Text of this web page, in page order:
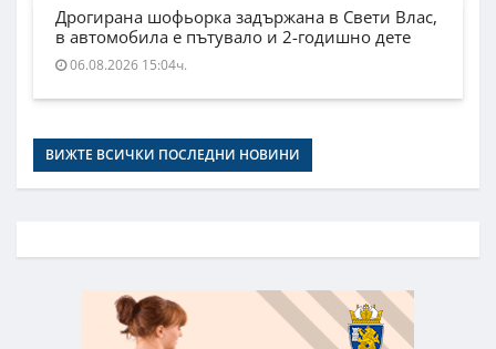
Дрогирана шофьорка задържана в Свети Влас,
в автомобила е пътувало и 2-годишно дете
06.08.2026 15:04ч.
ВИЖТЕ ВСИЧКИ ПОСЛЕДНИ НОВИНИ